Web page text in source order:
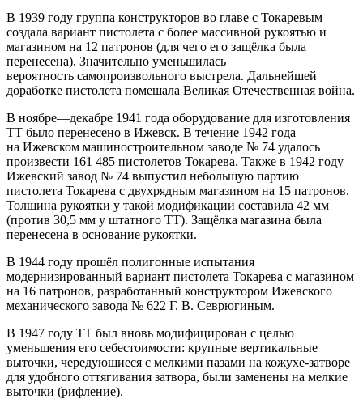
В 1939 году группа конструкторов во главе с Токаревым
создала вариант пистолета с более массивной рукоятью и
магазином на 12 патронов (для чего его защёлка была
перенесена). Значительно уменьшилась
вероятность самопроизвольного выстрела. Дальнейшей
доработке пистолета помешала Великая Отечественная война.
В ноябре—декабре 1941 года оборудование для изготовления
ТТ было перенесено в Ижевск. В течение 1942 года
на Ижевском машиностроительном заводе № 74 удалось
произвести 161 485 пистолетов Токарева. Также в 1942 году
Ижевский завод № 74 выпустил небольшую партию
пистолета Токарева с двухрядным магазином на 15 патронов.
Толщина рукоятки у такой модификации составила 42 мм
(против 30,5 мм у штатного ТТ). Защёлка магазина была
перенесена в основание рукоятки.
В 1944 году прошёл полигонные испытания
модернизированный вариант пистолета Токарева с магазином
на 16 патронов, разработанный конструктором Ижевского
механического завода № 622 Г. В. Севрюгиным.
В 1947 году ТТ был вновь модифицирован с целью
уменьшения его себестоимости: крупные вертикальные
выточки, чередующиеся с мелкими пазами на кожухе-затворе
для удобного оттягивания затвора, были заменены на мелкие
выточки (рифление).